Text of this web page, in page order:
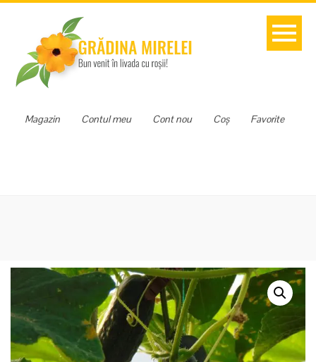
Favorite
Coș
Cont nou
Contul meu
Magazin